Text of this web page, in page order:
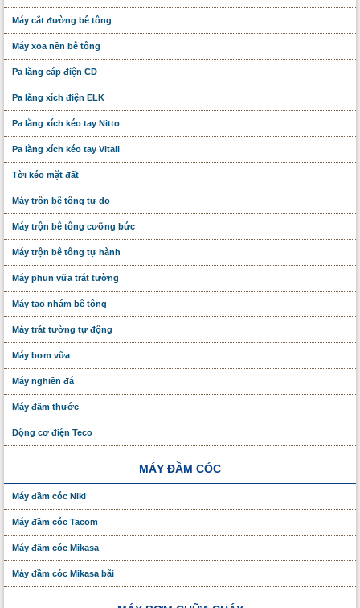
Máy cắt đường bê tông
Máy xoa nền bê tông
Pa lăng cáp điện CD
Pa lăng xích điện ELK
Pa lăng xích kéo tay Nitto
Pa lăng xích kéo tay Vitall
Tời kéo mặt đất
Máy trộn bê tông tự do
Máy trộn bê tông cưỡng bức
Máy trộn bê tông tự hành
Máy phun vữa trát tường
Máy tạo nhám bê tông
Máy trát tường tự động
Máy bơm vữa
Máy nghiền đá
Máy đầm thước
Động cơ điện Teco
MÁY ĐẦM CÓC
Máy đầm cóc Niki
Máy đầm cóc Tacom
Máy đầm cóc Mikasa
Máy đầm cóc Mikasa bãi